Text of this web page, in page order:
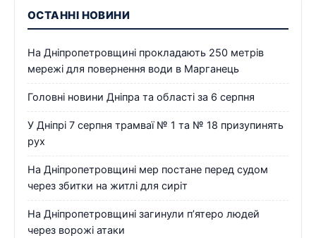
ОСТАННІ НОВИНИ
На Дніпропетровщині прокладають 250 метрів
мережі для повернення води в Марганець
Головні новини Дніпра та області за 6 серпня
У Дніпрі 7 серпня трамваї № 1 та № 18 призупинять
рух
На Дніпропетровщині мер постане перед судом
через збитки на житлі для сиріт
На Дніпропетровщині загинули п’ятеро людей
через ворожі атаки